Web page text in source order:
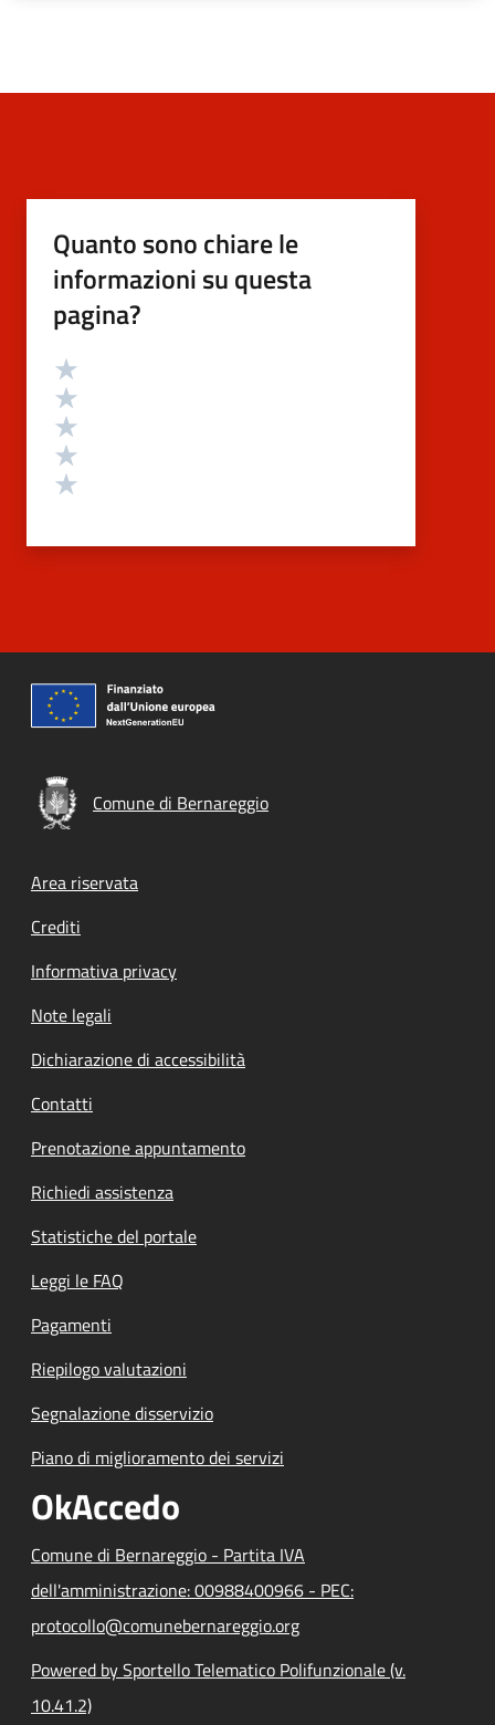
Quanto sono chiare le
informazioni su questa
pagina?
Valutazione
Comune di Bernareggio
Footer menu
Area riservata
Crediti
Informativa privacy
Note legali
Dichiarazione di accessibilità
Contatti
Prenotazione appuntamento
Richiedi assistenza
Statistiche del portale
Leggi le FAQ
Pagamenti
Riepilogo valutazioni
Segnalazione disservizio
Piano di miglioramento dei servizi
OkAccedo
Comune di Bernareggio - Partita IVA
dell'amministrazione: 00988400966 - PEC:
protocollo@comunebernareggio.org
Powered by Sportello Telematico Polifunzionale (v.
10.41.2)